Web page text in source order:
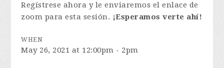
Regístrese ahora y le enviaremos el enlace de
zoom para esta sesión. ¡Esperamos verte ahí!
WHEN
May 26, 2021 at 12:00pm - 2pm